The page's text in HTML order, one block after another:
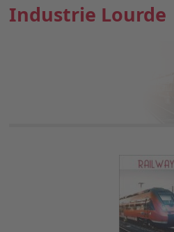
Industrie Lourde